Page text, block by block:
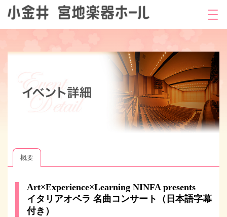
概要
Art×Experience×Learning NINFA presents
イタリアオペラ 名曲コンサート（日本語字幕
付き）